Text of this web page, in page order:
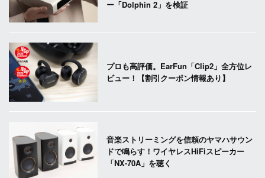
ー「Dolphin 2」を検証
プロも高評価。EarFun「Clip2」全方位レ
ビュー！【割引クーポン情報あり】
音楽ストリーミングを信頼のヤマハサウン
ドで鳴らす！ワイヤレスHiFiスピーカー
「NX-70A」を聴く